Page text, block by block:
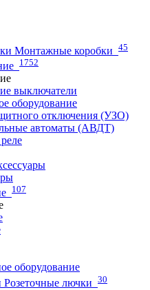
Монтажные коробки 45
1752
выключатели
оборудование
отключения (УЗО)
автоматы (АВДТ)
107
оборудование
Розеточные лючки 30